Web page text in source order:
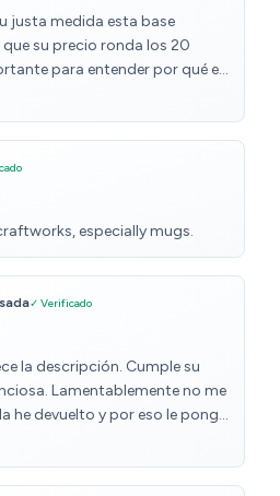
justa medida esta base
su precio ronda los 20
para entender por qué en
una auténtica maravilla. El
es plástico, se nota la
empleado, pero cumple su
es muy grande, aunque las
por tanto recibes lo que
color blanco. Es ideal para
Comentar que tiene tres
ir en una dirección u otra y
usb (incluido) o poner
incluida). Creo,
precio que tiene, no se puede
con la compra.
especially mugs.
✓ Verificado
la descripción. Cumple su
Lamentablemente no me
he devuelto y por eso le pongo
la base está sujeta solo
en cuanto el objeto que se
centrado, la base